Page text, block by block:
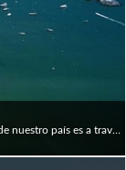
La mejor manera de conocer el balneario más importante de nuestro país es a través de un recorrido en el que te mostraremos todos los puntos de interés. Comenzamos el recorrido visitando el Centro Comercial Peninsula, la Feria de Artesanías, el Puerto Deportivo, la Iglesia Nuestra Señora de la Candelaria, la Esquina de las Cuatro Estaciones, el Faro, y el monumento "La Mano", una escultura icónica de nuestro balneario. Continuamos hacia los barrios residenciales con sus hermosos jardines y mansiones espectaculares; Barrio Maldonado, Puentes Ondulantes, Parque Indígena, El Jagüel, Beverly Hills, Barrios Lugano, Cantegril, la Ciudad Histórica de Maldonado, Pinares y Punta Ballena con sus hermosos paisajes... y la principal atracción: Casapueblo, el Museo-Taller de Carlos Páez Vilaró, donde podremos disfrutar de hermosos atardeceres.